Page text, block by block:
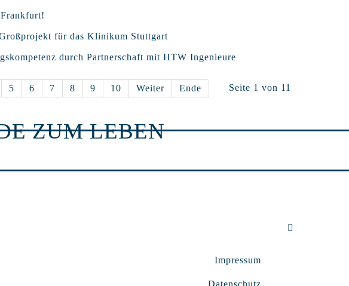
für das Klinikum Stuttgart
durch Partnerschaft mit HTW Ingenieure
Seite 1 von 11
5 6 7 8 9 10 Weiter Ende
ZUM LEBEN
Impressum
Datenschutz